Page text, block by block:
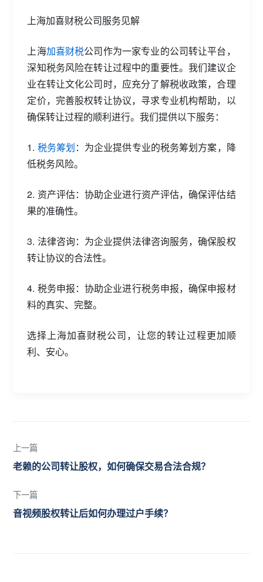
上海加喜财税公司服务见解
上海加喜财税公司作为一家专业的公司转让平台，
深知税务风险在转让过程中的重要性。我们建议企
业在转让文化公司时，应充分了解税收政策，合理
定价，完善股权转让协议，寻求专业机构帮助，以
确保转让过程的顺利进行。我们提供以下服务：
1. 税务筹划：为企业提供专业的税务筹划方案，降
低税务风险。
2. 资产评估：协助企业进行资产评估，确保评估结
果的准确性。
3. 法律咨询：为企业提供法律咨询服务，确保股权
转让协议的合法性。
4. 税务申报：协助企业进行税务申报，确保申报材
料的真实、完整。
选择上海加喜财税公司，让您的转让过程更加顺
利、安心。
上一篇
老赖的公司转让股权，如何确保交易合法合规？
下一篇
音视频股权转让后如何办理过户手续？